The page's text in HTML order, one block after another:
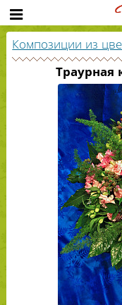
Композиции из
Траурная